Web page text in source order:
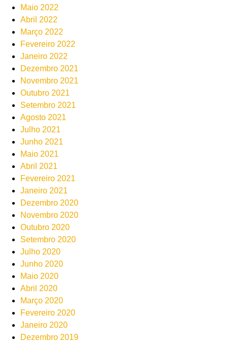
Maio 2022
Abril 2022
Março 2022
Fevereiro 2022
Janeiro 2022
Dezembro 2021
Novembro 2021
Outubro 2021
Setembro 2021
Agosto 2021
Julho 2021
Junho 2021
Maio 2021
Abril 2021
Fevereiro 2021
Janeiro 2021
Dezembro 2020
Novembro 2020
Outubro 2020
Setembro 2020
Julho 2020
Junho 2020
Maio 2020
Abril 2020
Março 2020
Fevereiro 2020
Janeiro 2020
Dezembro 2019